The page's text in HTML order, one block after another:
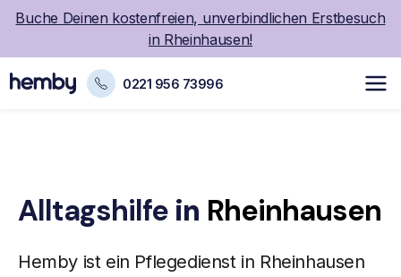
Buche Deinen kostenfreien, unverbindlichen Erstbesuch
in Rheinhausen!
0221 956 73996
Alltagshilfe in Rheinhausen
Hemby ist ein Pflegedienstin Rheinhausen